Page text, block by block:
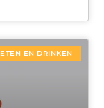
ETEN EN DRINKEN